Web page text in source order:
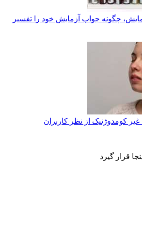
چگونه جواب آزمایش خود را تفسیر
کومدوژنیک از نظر کاربران
قرار گیرد